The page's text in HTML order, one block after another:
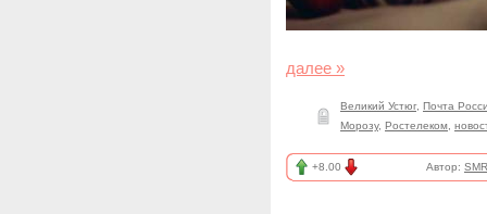
далее »
Великий Устюг, Почта
Морозу, Ростелеком
+8.00 Автор: